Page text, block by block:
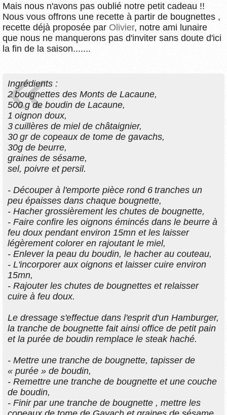
Mais nous n'avons pas oublié notre petit cadeau !!
Nous vous offrons une recette à partir de bougnettes ,
recette déjà proposée par Olivier, notre ami lunaire
que nous ne manquerons pas d'inviter sans doute d'ici
la fin de la saison.......
Ingrédients :
2 bougnettes des Monts de Lacaune,
500 g de boudin de Lacaune,
1 oignon doux,
3 cuillères de miel de châtaignier,
30 gr de copeaux de tome de gavachs,
30g de beurre,
graines de sésame,
sel, poivre et persil.
- Découper à l'emporte pièce rond 6 tranches un
peu épaisses dans chaque bougnette,
- Hacher grossièrement les chutes de bougnette,
- Faire confire les oignons émincés dans le beurre à
feu doux pendant environ 15mn et les laisser
légèrement colorer en rajoutant le miel,
- Enlever la peau du boudin, le hacher au couteau,
- L'incorporer aux oignons et laisser cuire environ
15mn,
- Rajouter les chutes de bougnettes et relaisser
cuire à feu doux.
Le dressage s'effectue dans l'esprit d'un Hamburger,
la tranche de bougnette fait ainsi office de petit pain
et la purée de boudin remplace le steak haché.
- Mettre une tranche de bougnette, tapisser de
« purée » de boudin,
- Remettre une tranche de bougnette et une couche
de boudin,
- Finir par une tranche de bougnette , mettre les